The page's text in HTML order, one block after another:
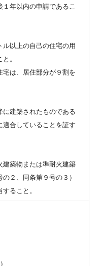
１年以内の申請であるこ
ル以上の自己の住宅の用
。
は、居住部分が９割を
に建築されたものである
適合していることを証す
建築物または準耐火建築
２、同条第９号の３）
ること。